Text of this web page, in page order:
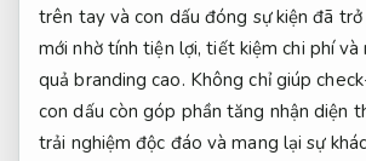
trên tay và con dấu đóng sự kiện đã
mới nhờ tính tiện lợi, tiết kiệm chi phí và
quả branding cao. Không chỉ giúp
con dấu còn góp phần tăng nhận diện
trải nghiệm độc đáo và mang lại sự